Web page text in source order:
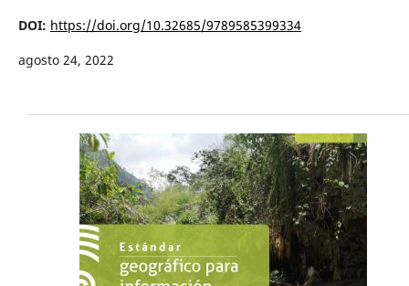
DOI: https://doi.org/10.32685/9789585399334
agosto 24, 2022